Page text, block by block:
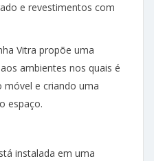
e revestimentos com
Vitra propõe uma
ambientes nos quais é
móvel e criando uma
espaço.
instalada em uma